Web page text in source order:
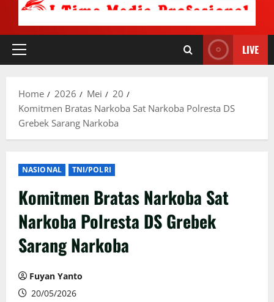
Primary
LIVE
Home 2026 Mei
20
Komitmen Bratas Narkoba Sat Narkoba Polresta DS
Grebek Sarang Narkoba
NASIONAL TNI/POLRI
Komitmen Bratas Narkoba Sat
Narkoba Polresta DS Grebek
Sarang Narkoba
Fuyan Yanto
20/05/2026